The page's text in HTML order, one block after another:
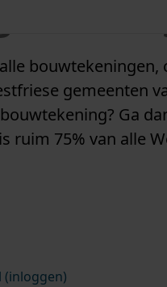
gemeenten
Ga
ruim 75% van alle
(inloggen)